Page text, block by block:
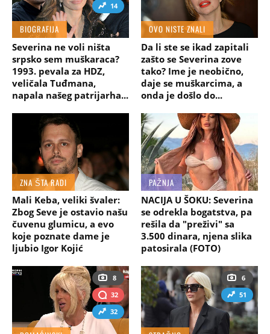
14
BIOGRAFIJA
Severina ne voli ništa
srpsko sem muškaraca?
1993. pevala za HDZ,
veličala Tuđmana,
napala našeg patrijarha...
OVO NISTE ZNALI
Da li ste se ikad zapitali
zašto se Severina zove
tako? Ime je neobično,
daje se muškarcima, a
onda je došlo do...
ZNA ŠTA RADI
Mali Keba, veliki švaler:
Zbog Seve je ostavio našu
čuvenu glumicu, a evo
koje poznate dame je
ljubio Igor Kojić
PAŽNJA
NACIJA U ŠOKU: Severina
se odrekla bogatstva, pa
rešila da "preživi" sa
3.500 dinara, njena slika
patosirala (FOTO)
8
32
32
6
51